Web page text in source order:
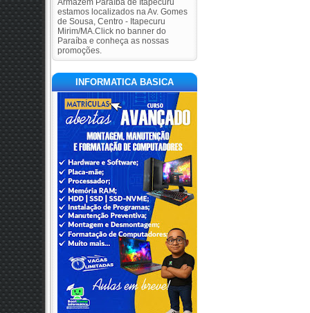
Armazém Paraíba de Itapecuru
estamos localizados na Av. Gomes
de Sousa, Centro - Itapecuru
Mirim/MA.Click no banner do
Paraíba e conheça as nossas
promoções.
INFORMATICA BASICA